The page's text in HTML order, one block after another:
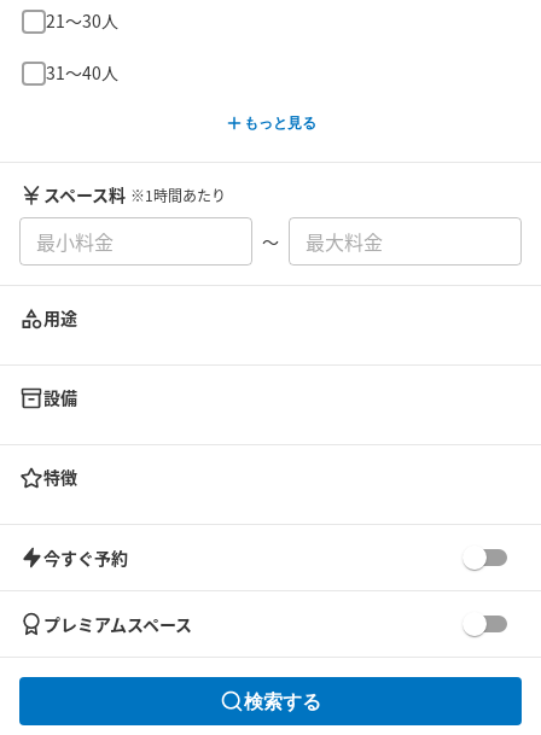
21〜30人
31〜40人
もっと見る
スペース料 ※1時間あたり
〜
用途
設備
特徴
今すぐ予約
プレミアムスペース
検索する